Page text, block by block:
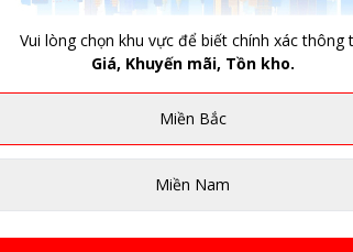
Vui lòng chọn khu vực để biết chính xác thông
Giá, Khuyến mãi, Tồn kho.
Miền Bắc
Miền Nam